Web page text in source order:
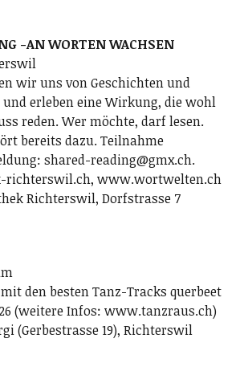
-AN WORTEN WACHSEN
wir uns von Geschichten und
erleben eine Wirkung, die wohl
reden. Wer möchte, darf lesen.
bereits dazu. Teilnahme
shared-reading@gmx.ch.
richterswil.ch, www.wortwelten.ch
Richterswil, Dorfstrasse 7
den besten Tanz-Tracks querbeet
(weitere Infos: www.tanzraus.ch)
(Gerbestrasse 19), Richterswil